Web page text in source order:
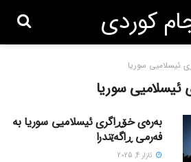
ئیسلامیی سوریا
ئیسلامیی سوریا
بەرەی خۆڕاگری ئیسلامیی سوریا بە
فەرمی ڕاگەێندرا
ئازار 4, 2025